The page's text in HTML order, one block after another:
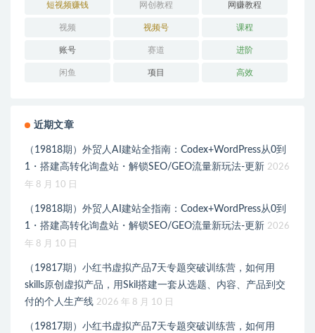
短视频赚钱 网创教程 网赚教程
视频 视频号 课程
账号 赛道 进阶
闲鱼 项目 高效
近期文章
（19818期）外贸人AI建站全指南：Codex+WordPress从0到
1・搭建高转化询盘站・解锁SEO/GEO流量新玩法-更新 2026
年 8 月 10 日
（19818期）外贸人AI建站全指南：Codex+WordPress从0到
1・搭建高转化询盘站・解锁SEO/GEO流量新玩法-更新 2026
年 8 月 10 日
（19817期）小红书虚拟产品7天专题突破训练营，如何用
skills原创虚拟产品，用Skil搭建一套从选题、内容、产品到交
付的个人生产线 2026 年 8 月 10 日
（19817期）小红书虚拟产品7天专题突破训练营，如何用